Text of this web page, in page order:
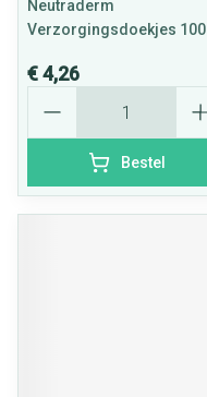
Neutraderm
Verzorgingsdoekjes 100
€ 4,26
Bestel